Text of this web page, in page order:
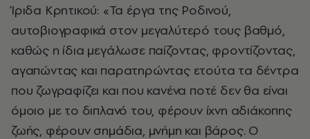
Ίριδα Κρητικού: «Τα έργα της Ροδινού,
αυτοβιογραφικά στον μεγαλύτερό τους βαθμό,
καθώς η ίδια μεγάλωσε παίζοντας, φροντίζοντας,
αγαπώντας και παρατηρώντας ετούτα τα δέντρα
που ζωγραφίζει και που κανένα ποτέ δεν θα είναι
όμοιο με το διπλανό του, φέρουν ίχνη αδιάκοπης
ζωής, φέρουν σημάδια, μνήμη και βάρος. Ο